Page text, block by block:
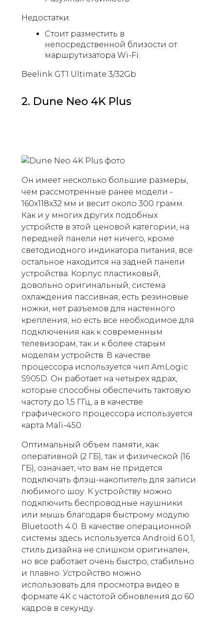
Недостатки:
Стоит разместить в
непосредственной близости от
маршрутизатора Wi-Fi.
Beelink GT1 Ultimate 3/32Gb
2. Dune Neo 4K Plus
Он имеет несколько большие размеры,
чем рассмотренные ранее модели -
160x118x32 мм и весит около 300 грамм.
Как и у многих других подобных
устройств в этой ценовой категории, на
передней панели нет ничего, кроме
светодиодного индикатора питания, все
остальное находится на задней панели
устройства. Корпус пластиковый,
довольно оригинальный, система
охлаждения пассивная, есть резиновые
ножки, нет разъемов для настенного
крепления, но есть все необходимое для
подключения как к современным
телевизорам, так и к более старым
моделям устройств. В качестве
процессора используется чип AmLogic
S905D. Он работает на четырех ядрах,
которые способны обеспечить тактовую
частоту до 1,5 ГГц, а в качестве
графического процессора используется
карта Mali-450.
Оптимальный объем памяти, как
оперативной (2 ГБ), так и физической (16
ГБ), означает, что вам не придется
подключать флэш-накопитель для записи
любимого шоу. К устройству можно
подключить беспроводные наушники
или мышь благодаря быстрому модулю
Bluetooth 4.0. В качестве операционной
системы здесь используется Android 6.0.1,
стиль дизайна не слишком оригинален,
но все работает очень быстро, стабильно
и плавно. Устройство можно
использовать для просмотра видео в
формате 4K с частотой обновления до 60
кадров в секунду.